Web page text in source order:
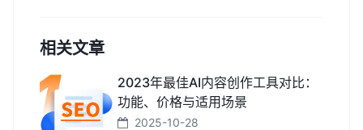
相关文章
2023年最佳AI内容创作工具对比：
功能、价格与适用场景
2025-10-28